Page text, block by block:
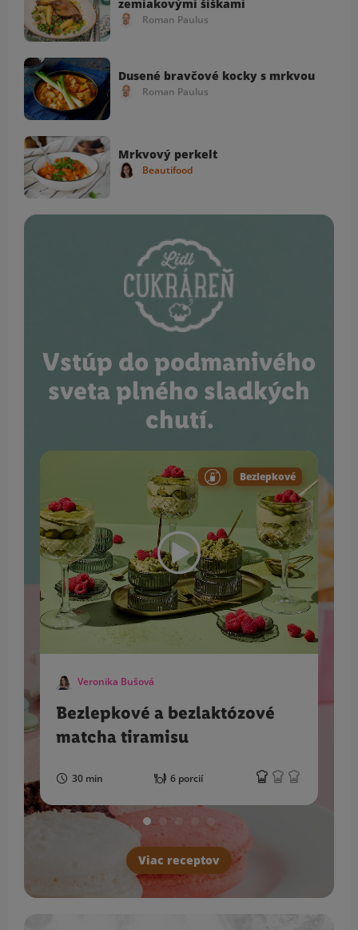
zemiakovými šiškami
Roman Paulus
Dusené bravčové kocky s mrkvou
Roman Paulus
Mrkvový perkelt
Beautifood
Vstúp do podmanivého
sveta plného sladkých
chutí.
Bezlepkové
Veronika Bušová
Bezlepkové a bezlaktózové
matcha tiramisu
30 min 6 porcií
Viac receptov